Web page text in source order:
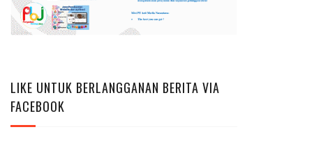
LIKE UNTUK BERLANGGANAN BERITA VIA
FACEBOOK